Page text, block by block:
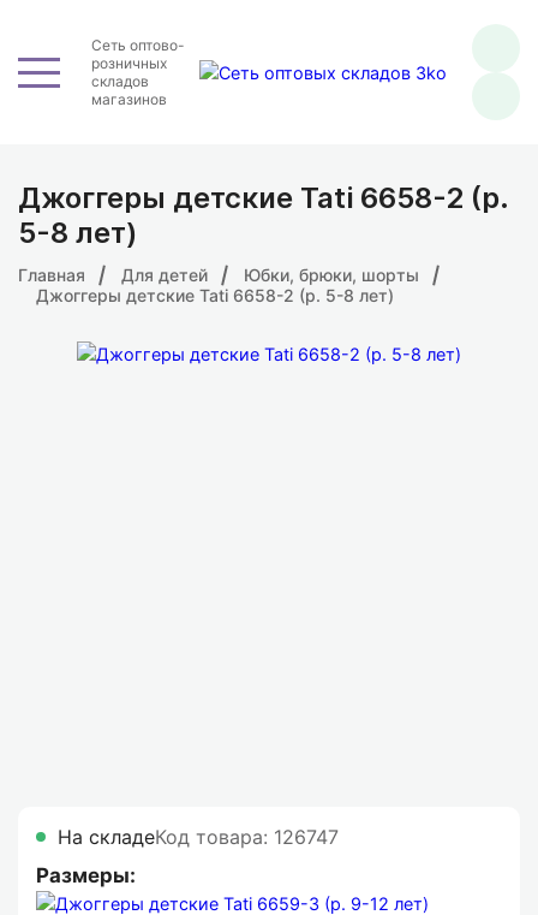
Сеть оптово-
розничных
складов
магазинов
Джоггеры детские Tati 6658-2 (р.
5-8 лет)
Главная Для детей
Юбки, брюки, шорты
Джоггеры детские Tati 6658-2 (р. 5-8 лет)
На складеКод товара: 126747
Размеры: